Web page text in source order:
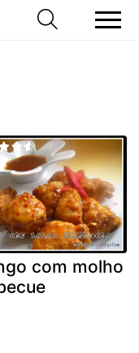
com molho